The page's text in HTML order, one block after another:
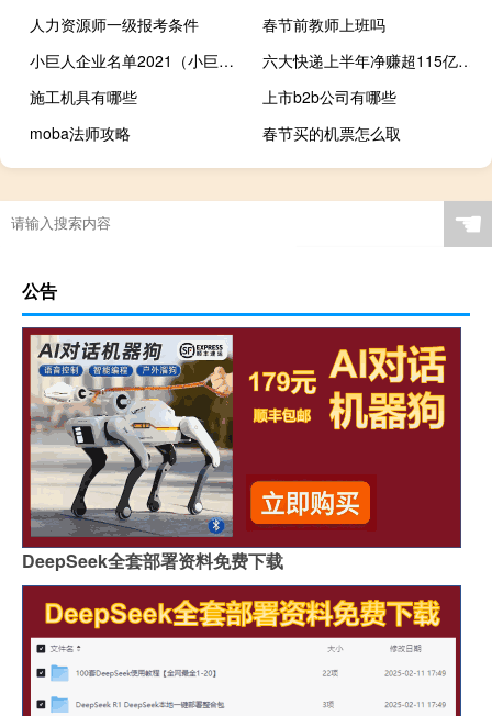
人力资源师一级报考条件
春节前教师上班吗
小巨人企业名单2021（小巨人企业名单）
六大快递上半年净赚超115亿：中通净利领跑单票价格同比下滑
施工机具有哪些
上市b2b公司有哪些
moba法师攻略
春节买的机票怎么取
新车过年怎么才不便宜呢
☚
公告
DeepSeek全套部署资料免费下载